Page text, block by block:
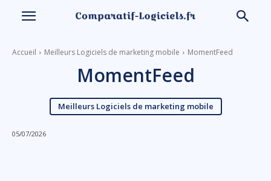
Accueil Meilleurs Logiciels de marketing mobile MomentFeed
MomentFeed
Meilleurs Logiciels de marketing mobile
05/07/2026